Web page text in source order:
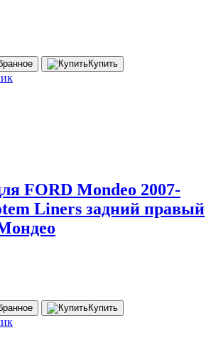
Купить
FORD Mondeo 2007-
Liners задний правый
Купить